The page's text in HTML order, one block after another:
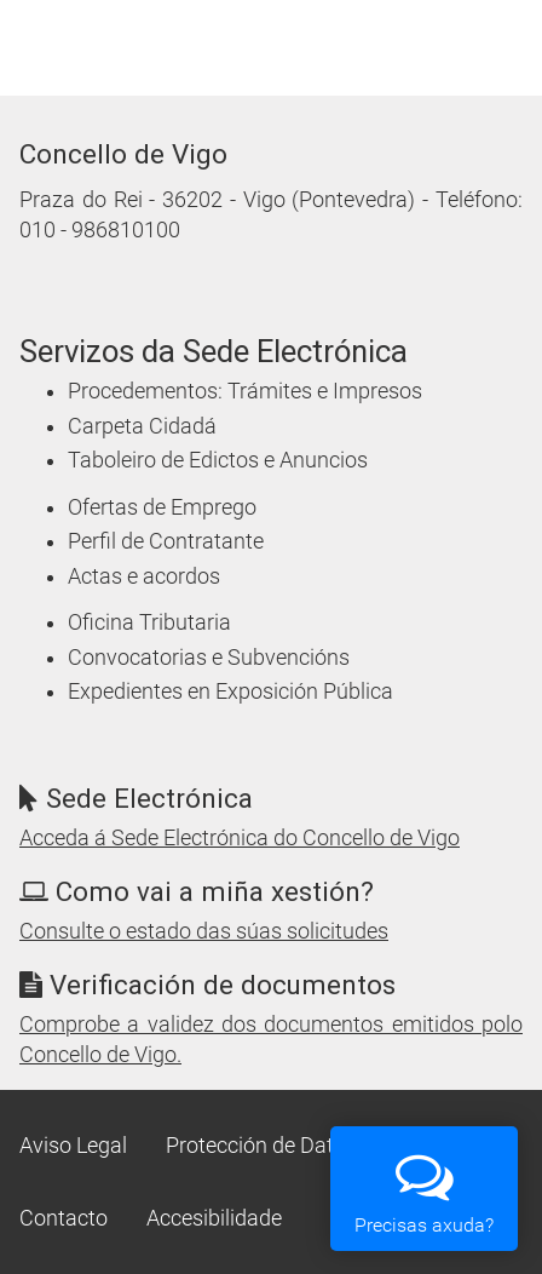
Concello de Vigo
Praza do Rei - 36202 - Vigo (Pontevedra) - Teléfono:
010 - 986810100
Servizos da Sede Electrónica
Procedementos: Trámites e Impresos
Carpeta Cidadá
Taboleiro de Edictos e Anuncios
Ofertas de Emprego
Perfil de Contratante
Actas e acordos
Oficina Tributaria
Convocatorias e Subvencións
Expedientes en Exposición Pública
Sede Electrónica
Acceda á Sede Electrónica do Concello de Vigo
Como vai a miña xestión?
Consulte o estado das súas solicitudes
Verificación de documentos
Comprobe a validez dos documentos emitidos polo
Concello de Vigo.
Aviso Legal Protección de Datos
Contacto Accesibilidade Precisas axuda?